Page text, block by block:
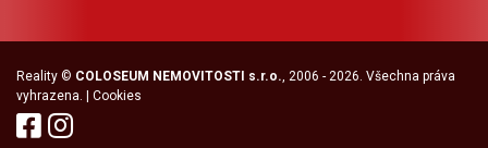
Reality © COLOSEUM NEMOVITOSTI s.r.o., 2006 - 2026. Všechna práva
vyhrazena. | Cookies